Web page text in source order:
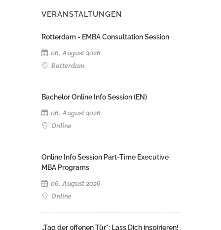
VERANSTALTUNGEN
Rotterdam - EMBA Consultation Session
06. August 2026
Rotterdam
Bachelor Online Info Session (EN)
06. August 2026
Online
Online Info Session Part-Time Executive
MBA Programs
06. August 2026
Online
„Tag der offenen Tür": Lass Dich inspirieren!